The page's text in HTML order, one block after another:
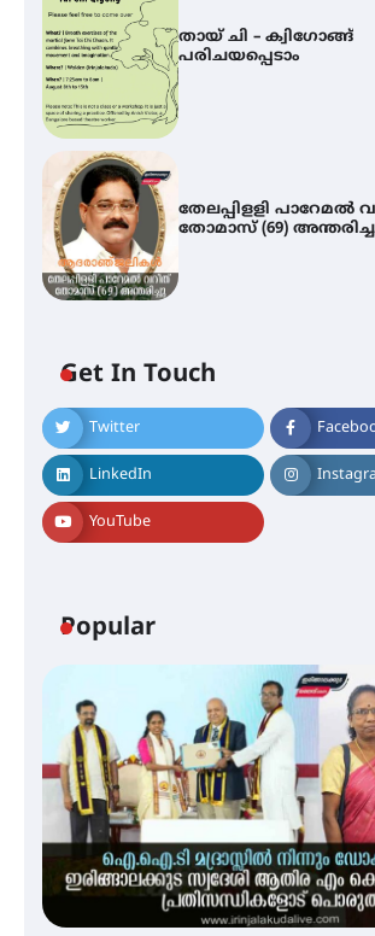
തായ് ചി – ക്വിഗോങ്ങ്
പരിചയപ്പെടാം
തേലപ്പിളളി പാറേമൽ
തോമാസ് (69)
Get In Touch
Twitter
LinkedIn
YouTube
Popular
തായ് ചി – ക്വിഗോങ്ങ്
പരിചയപ്പെടാം
അരങ്ങ് 2026′ ആഗസ്റ്റ്
തീയതികളിൽ
ഇടത്തരം മഴയ്ക്കും
കാറ്റിനും സാധ്യത –
ഇരിങ്ങാലക്കുടയിൽ 19.3
മഴ ലഭിച്ചു